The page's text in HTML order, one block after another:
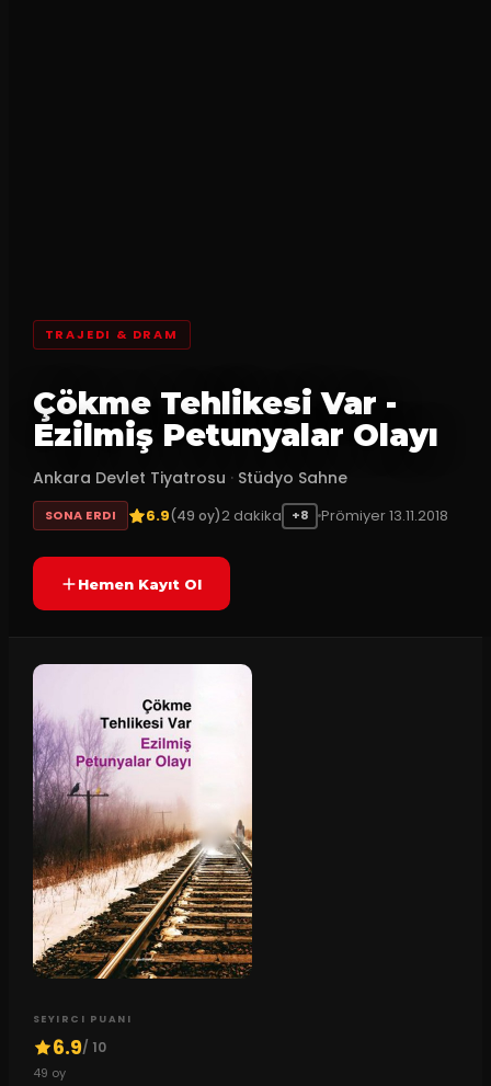
TRAJEDI & DRAM
Çökme Tehlikesi Var -
Ezilmiş Petunyalar Olayı
Ankara Devlet Tiyatrosu · Stüdyo Sahne
SONA ERDI 6.9(49 oy)2 dakika +8 Prömiyer13.11.2018
Hemen Kayıt Ol
SEYIRCI PUANI
6.9/ 10
49 oy